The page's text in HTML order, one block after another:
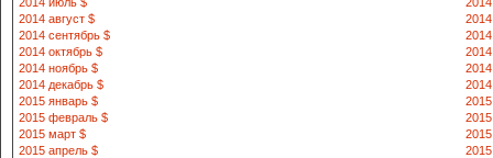
2014 август $
2014
2014 сентябрь $
2014 октябрь $
2014 ноябрь $
2014 декабрь $
2015 январь $
2015 февраль $
2015 март $
2015 апрель $